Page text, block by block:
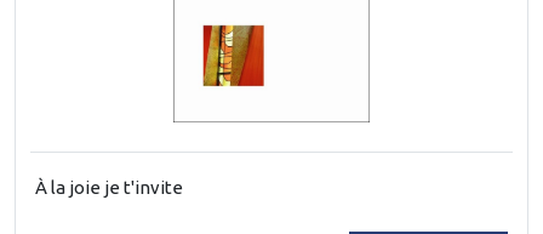
À la joie je t'invite